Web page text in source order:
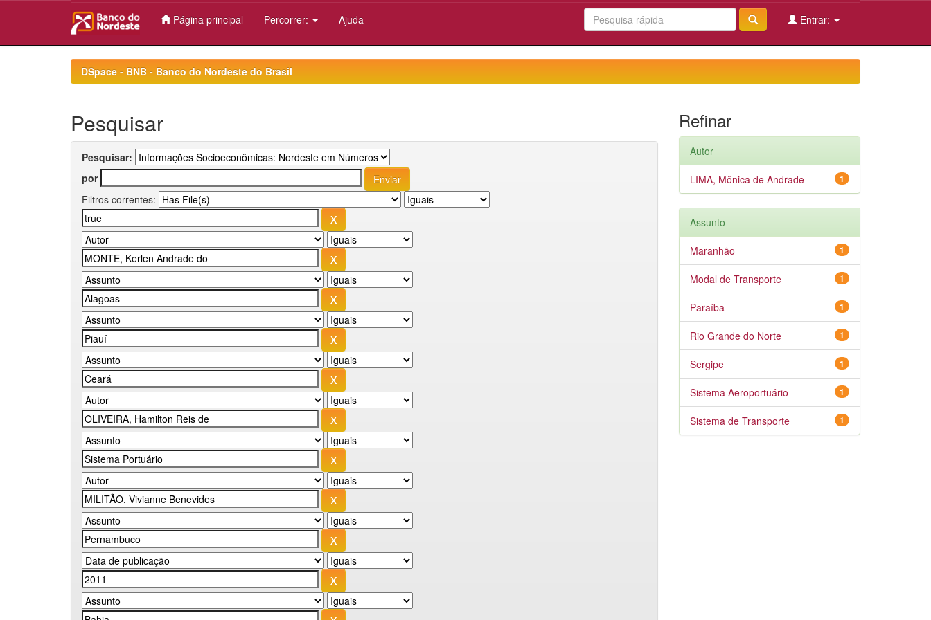
Página principal Percorrer: Ajuda Entrar:
DSpace - BNB - Banco do Nordeste do Brasil
Pesquisar
Pesquisar:
por
Filtros correntes:
Refinar
Autor
1
LIMA, Mônica de Andrade
Assunto
1
Maranhão
1
Modal de Transporte
1
Paraíba
1
Rio Grande do Norte
1
Sergipe
1
Sistema Aeroportuário
1
Sistema de Transporte